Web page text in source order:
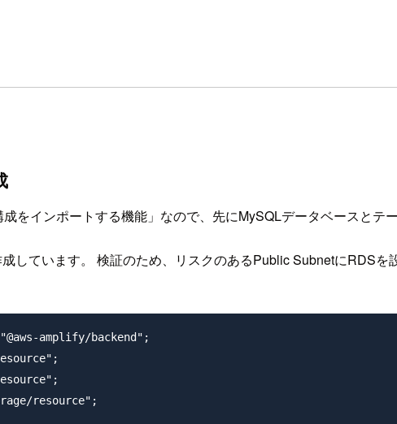
をインポートする機能」なので、先にMySQLデータベースとテ
しています。 検証のため、リスクのあるPublic SubnetにRDS
amplify/backend";
resource";